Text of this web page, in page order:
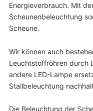
Energieverbrauch. Mit
Scheunenbeleuchtung
Scheune.
Wir können auch
Leuchtstoffröhren durch
andere LED-Lampe
Stallbeleuchtung
Die Beleuchtung der